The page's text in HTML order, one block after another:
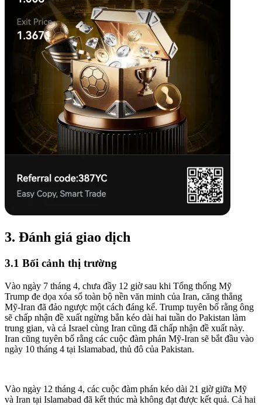
3. Đánh giá giao dịch
3.1 Bối cảnh thị trường
Vào ngày 7 tháng 4, chưa đầy 12 giờ sau khi Tổng thống Mỹ
Trump đe dọa xóa sổ toàn bộ nền văn minh của Iran, căng thẳng
Mỹ-Iran đã đảo ngược một cách đáng kể. Trump tuyên bố rằng ông
sẽ chấp nhận đề xuất ngừng bắn kéo dài hai tuần do Pakistan làm
trung gian, và cả Israel cùng Iran cũng đã chấp nhận đề xuất này.
Iran cũng tuyên bố rằng các cuộc đàm phán Mỹ-Iran sẽ bắt đầu vào
ngày 10 tháng 4 tại Islamabad, thủ đô của Pakistan.
Vào ngày 12 tháng 4, các cuộc đàm phán kéo dài 21 giờ giữa Mỹ
và Iran tại Islamabad đã kết thúc mà không đạt được kết quả. Cả hai